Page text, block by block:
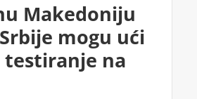
Makedoniju
mogu ući
testiranje na